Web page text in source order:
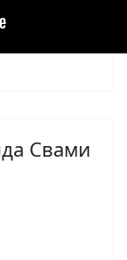
Свами